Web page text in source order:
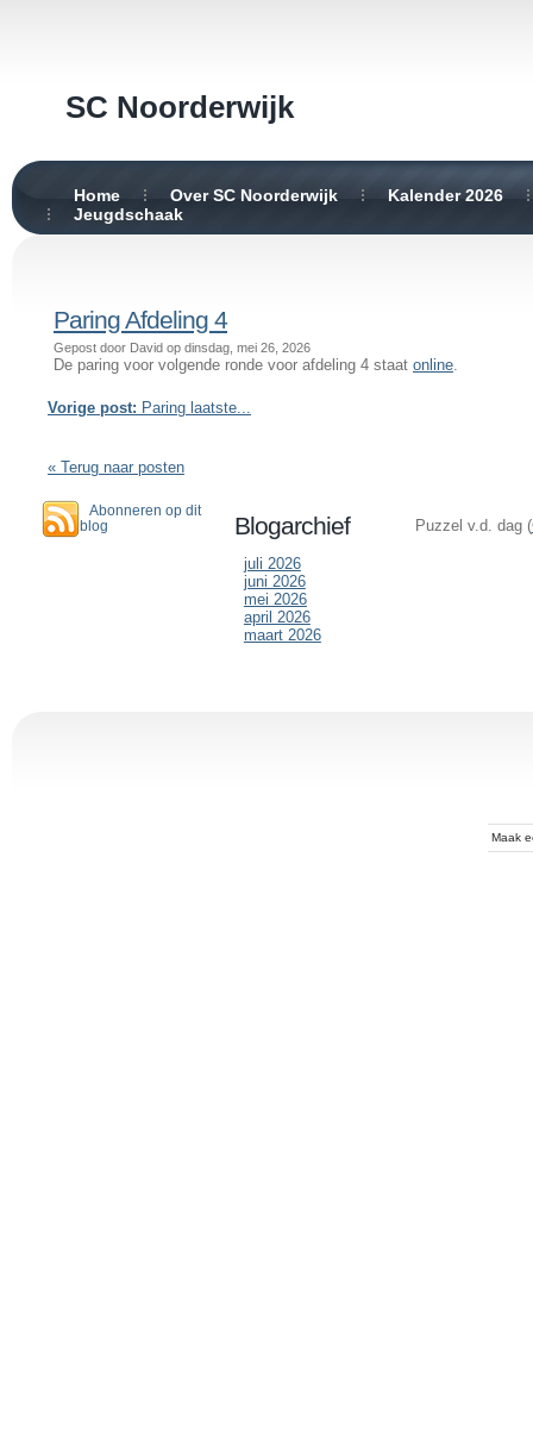
SC Noorderwijk
Home Over SC Noorderwijk
Kalender 2026
Jeugdschaak
Paring Afdeling 4
Gepost door David op dinsdag, mei 26, 2026
De paring voor volgende ronde voor afdeling 4 staat online.
Vorige post: Paring laatste...
« Terug naar posten
Abonneren op dit
blog
Blogarchief
juli 2026
juni 2026
mei 2026
april 2026
maart 2026
Puzzel v.d. dag (
Maak